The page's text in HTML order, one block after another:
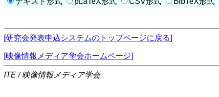
[研究会発表申込システムのトップページに戻る]
[映像情報メディア学会ホームページ]
ITE / 映像情報メディア学会